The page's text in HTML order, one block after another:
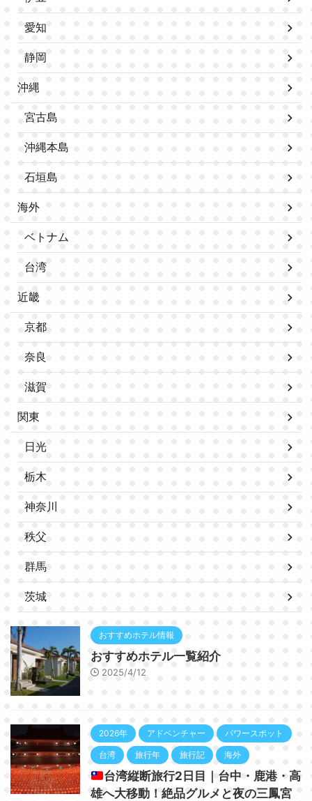
愛知
静岡
沖縄
宮古島
沖縄本島
石垣島
海外
ベトナム
台湾
近畿
京都
奈良
滋賀
関東
日光
栃木
神奈川
秩父
群馬
茨城
おすすめホテル情報
おすすめホテル一覧紹介
2025/4/12
2026年 アドベンチャー パワースポット
台湾 旅行年 旅行記 海外
台湾縦断旅行2日目｜台中・鹿港・高
雄へ大移動！絶品グルメと夜の三鳳宮